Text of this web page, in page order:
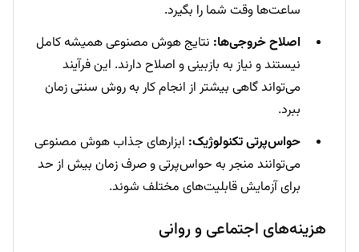
ساعت‌ها وقت شما را بگیرد.
اصلاح خروجی‌ها: نتایج هوش مصنوعی همیشه کامل
نیستند و نیاز به بازبینی و اصلاح دارند. این فرآیند
می‌تواند گاهی بیشتر از انجام کار به روش سنتی زمان
ببرد.
حواس‌پرتی تکنولوژیک: ابزارهای جذاب هوش مصنوعی
می‌توانند منجر به حواس‌پرتی و صرف زمان بیش از حد
برای آزمایش قابلیت‌های مختلف شوند.
هزینه‌های اجتماعی و روانی